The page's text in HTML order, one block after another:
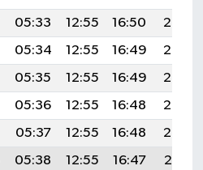
05:33 12:55 16:50
20:07
05:34 12:55 16:49
20:06
05:35 12:55 16:49
20:05
05:36 12:55 16:48
20:03
05:37 12:55 16:48
20:02
05:38 12:55 16:47
20:01